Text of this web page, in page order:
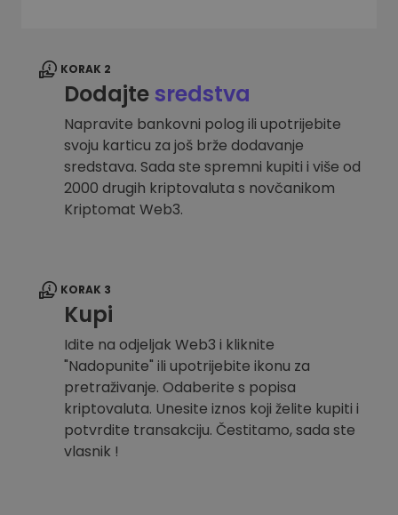
KORAK 2
Dodajtesredstva
Napravite bankovni polog ili upotrijebite
svoju karticu za još brže dodavanje
sredstava. Sada ste spremni kupiti i više od
2000 drugih kriptovaluta s novčanikom
Kriptomat Web3.
KORAK 3
Kupi
Idite na odjeljak Web3 i kliknite
"Nadopunite" ili upotrijebite ikonu za
pretraživanje. Odaberite s popisa
kriptovaluta. Unesite iznos koji želite kupiti i
potvrdite transakciju. Čestitamo, sada ste
vlasnik !